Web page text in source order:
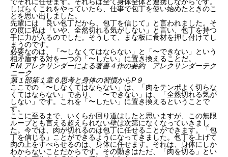
しばらくこれをやっていたら、仕事で包丁を使い始めたときのこ
とを思い出しました。
先輩には「良い包丁だから、包丁を信じて」と言われました。そ
の度に私は「いや、全然切れる気がしない」と言い、包丁を持つ
手に力が入るのでした。そうして、まな板に食材を押し付けてし
まうのです。
必要なのは、「〜しなくてはならない」と「〜できない」という
相矛盾する対を一つの「〜したい」に置き換えることだ。
F.M.アレクサンダーによる著書４作の要約 アレクサンダーテク
ニーク
第１部第１章６思考と身体の習慣からP９
ここでの「〜しなくてはならない」は、「肉をテンポよく切らな
くてはならない」であり、「〜できない」は、「全然切れる気が
しない」です。これを「〜したい」に置き換えるということで
す。
ここに至るまで、いくらか回り道はしたと思いますが、この無限
ループとも言える超えられない壁は次第になくなっていきまし
た。今では、肉が切れるのは包丁に任せることができます。「包
丁を信じる」ことができるようになってきました。包丁を上げて
肉の上をすべらせるのは、身体に任せます。それは、身体にしか
わからないことだからです。その動きはただ、「肉を切る」とい